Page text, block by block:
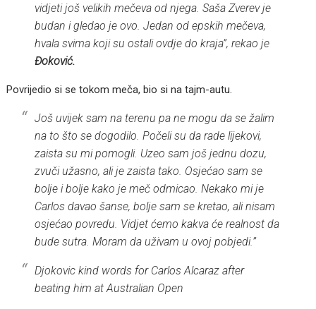
vidjeti još velikih mečeva od njega. Saša Zverev je
budan i gledao je ovo. Jedan od epskih mečeva,
hvala svima koji su ostali ovdje do kraja”, rekao je
Đoković.
Povrijedio si se tokom meča, bio si na tajm-autu.
Još uvijek sam na terenu pa ne mogu da se žalim
na to što se dogodilo. Počeli su da rade lijekovi,
zaista su mi pomogli. Uzeo sam još jednu dozu,
zvuči užasno, ali je zaista tako. Osjećao sam se
bolje i bolje kako je meč odmicao. Nekako mi je
Carlos davao šanse, bolje sam se kretao, ali nisam
osjećao povredu. Vidjet ćemo kakva će realnost da
bude sutra. Moram da uživam u ovoj pobjedi.”
Djokovic kind words for Carlos Alcaraz after
beating him at Australian Open